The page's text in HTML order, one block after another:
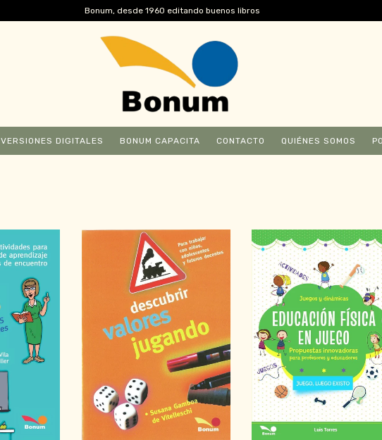
Bonum, desde 1960 editando buenos libros
VERSIONES DIGITALES BONUM CAPACITA CONTACTO QUIÉNES SOMOS